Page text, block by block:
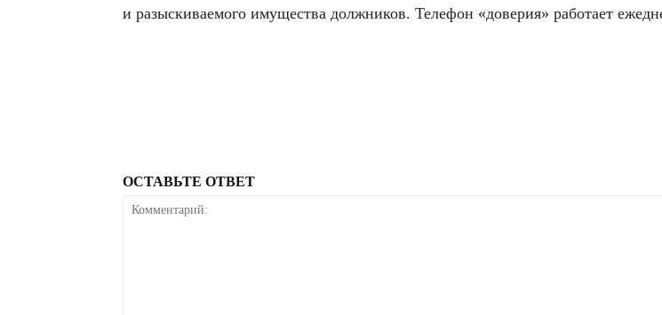
и разыскиваемого имущества должников. Телефон «доверия» работает
ОСТАВЬТЕ ОТВЕТ